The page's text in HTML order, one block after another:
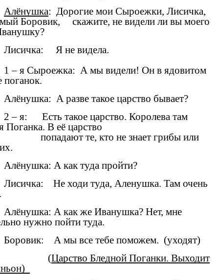
Алёнушка: Дорогие мои Сыроежки, Лисичка,
Боровик, скажите, не видели ли вы моего
Лисичка: Я не видела.
1 – я Сыроежка: А мы видели! Он в ядовитом
поганок.
Алёнушка: А разве такое царство бывает?
2 – я: Есть такое царство. Королева там
Поганка. В её царство
попадают те, кто не знает грибы или
Алёнушка: А как туда пройти?
Лисичка: Не ходи туда, Аленушка. Там очень
Алёнушка: А как же Иванушка? Нет, мне
нужно пойти туда.
Боровик: А мы все тебе поможем. (уходят)
(Царство Бледной Поганки. Выходит